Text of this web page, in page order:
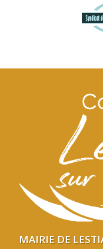
MAIRIE DE